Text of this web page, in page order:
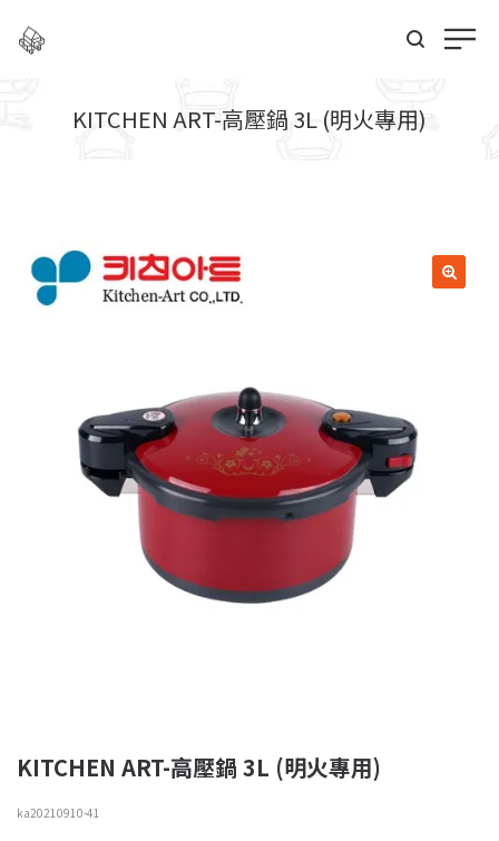
KITCHEN ART-高壓鍋 3L (明火專用)
KITCHEN ART-高壓鍋 3L (明火專用)
ka20210910-41